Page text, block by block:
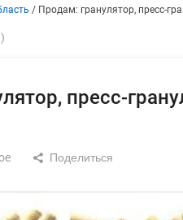
Продам: гранулятор, пресc-
пресc-